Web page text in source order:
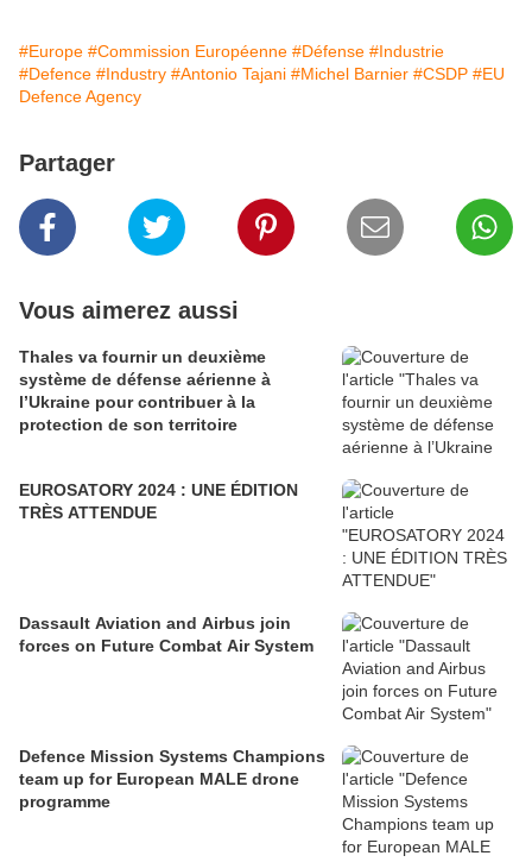
#Europe #Commission Européenne #Défense #Industrie
#Defence #Industry #Antonio Tajani #Michel Barnier #CSDP #EU
Defence Agency
Partager
Vous aimerez aussi
Thales va fournir un deuxième
système de défense aérienne à
l’Ukraine pour contribuer à la
protection de son territoire
EUROSATORY 2024 : UNE ÉDITION
TRÈS ATTENDUE
Dassault Aviation and Airbus join
forces on Future Combat Air System
Defence Mission Systems Champions
team up for European MALE drone
programme